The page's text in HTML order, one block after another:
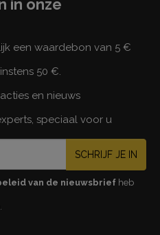
in onze
een waardebon van 5 €
50 €.
en nieuws
speciaal voor u
SCHRIJF JE IN
van de nieuwsbrief heb